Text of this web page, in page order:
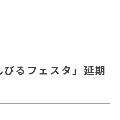
るフェスタ」延期